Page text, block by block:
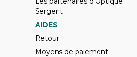
Sergent
AIDES
Retour
Moyens de paiement